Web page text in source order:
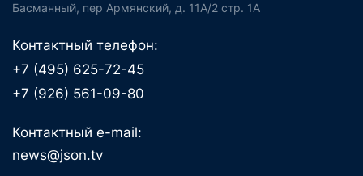
Басманный, пер Армянский, д. 11А/2 стр. 1А
Контактный телефон:
+7 (495) 625-72-45
+7 (926) 561-09-80
Контактный e-mail:
news@json.tv